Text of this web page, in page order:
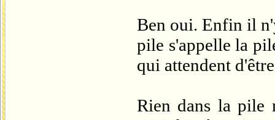
Ben oui. Enfin il
pile s'appelle la
qui attendent
Rien dans la pile